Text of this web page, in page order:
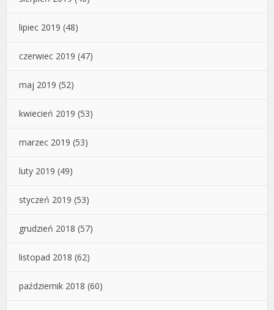
lipiec 2019 (48)
czerwiec 2019 (47)
maj 2019 (52)
kwiecień 2019 (53)
marzec 2019 (53)
luty 2019 (49)
styczeń 2019 (53)
grudzień 2018 (57)
listopad 2018 (62)
październik 2018 (60)